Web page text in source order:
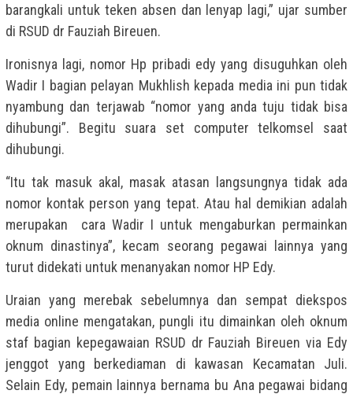
barangkali untuk teken absen dan lenyap lagi,” ujar sumber
di RSUD dr Fauziah Bireuen.
Ironisnya lagi, nomor Hp pribadi edy yang disuguhkan oleh
Wadir I bagian pelayan Mukhlish kepada media ini pun tidak
nyambung dan terjawab “nomor yang anda tuju tidak bisa
dihubungi”. Begitu suara set computer telkomsel saat
dihubungi.
“Itu tak masuk akal, masak atasan langsungnya tidak ada
nomor kontak person yang tepat. Atau hal demikian adalah
merupakan cara Wadir I untuk mengaburkan permainkan
oknum dinastinya”, kecam seorang pegawai lainnya yang
turut didekati untuk menanyakan nomor HP Edy.
Uraian yang merebak sebelumnya dan sempat diekspos
media online mengatakan, pungli itu dimainkan oleh oknum
staf bagian kepegawaian RSUD dr Fauziah Bireuen via Edy
jenggot yang berkediaman di kawasan Kecamatan Juli.
Selain Edy, pemain lainnya bernama bu Ana pegawai bidang